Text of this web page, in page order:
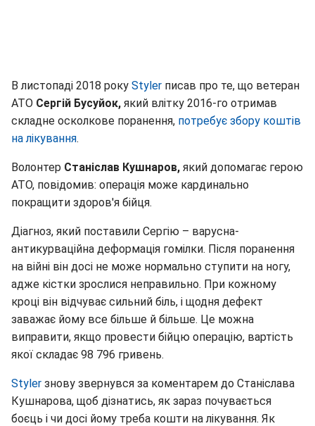
В листопаді 2018 року Styler писав про те, що ветеран
АТО Сергій Бусуйок, який влітку 2016-го отримав
складне осколкове поранення, потребує збору коштів
на лікування.
Волонтер Станіслав Кушнаров, який допомагає герою
АТО, повідомив: операція може кардинально
покращити здоров'я бійця.
Діагноз, який поставили Сергію – варусна-
антикурваційна деформація гомілки. Після поранення
на війні він досі не може нормально ступити на ногу,
адже кістки зрослися неправильно. При кожному
кроці він відчуває сильний біль, і щодня дефект
заважає йому все більше й більше. Це можна
виправити, якщо провести бійцю операцію, вартість
якої складає 98 796 гривень.
Styler знову звернувся за коментарем до Станіслава
Кушнарова, щоб дізнатись, як зараз почувається
боєць і чи досі йому треба кошти на лікування. Як